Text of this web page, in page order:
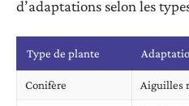
d’adaptations selon les
Type de plante
Conifère Aiguilles